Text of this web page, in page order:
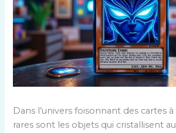
Dans l’univers foisonnant des cartes
rares sont les objets qui cristallisent